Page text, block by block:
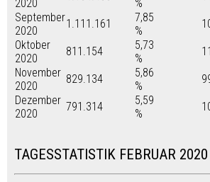
2020
%
September
2020
1.111.161
7,85
%
Oktober
2020
811.154
5,73
%
November
2020
829.134
5,86
%
Dezember
2020
791.314
5,59
%
TAGESSTATISTIK FEBRUAR 2020